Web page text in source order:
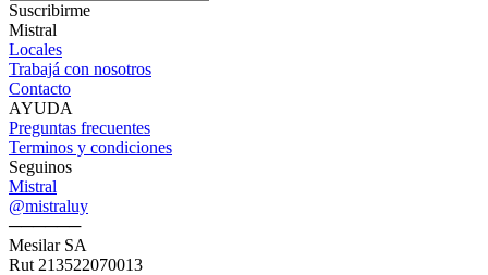
Suscribirme
Mistral
Locales
Trabajá con nosotros
Contacto
AYUDA
Preguntas frecuentes
Terminos y condiciones
Seguinos
Mistral
@mistraluy
──────
Mesilar SA
Rut 213522070013